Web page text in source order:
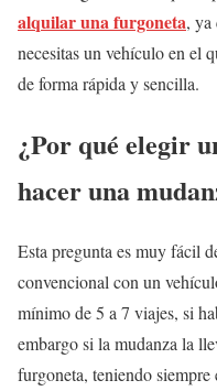
alquilar una furgoneta, ya
necesitas un vehículo en el
de forma rápida y sencilla.
¿Por qué elegir
hacer una
Esta pregunta es muy fácil
convencional con un
mínimo de 5 a 7 viajes, si
embargo si la mudanza la
furgoneta, teniendo siempre